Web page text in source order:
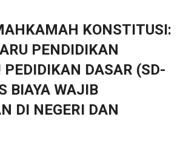
KONSTITUSI:
PENDIDIKAN
PEDIDIKAN DASAR (SD-
BIAYA WAJIB
DI NEGERI DAN